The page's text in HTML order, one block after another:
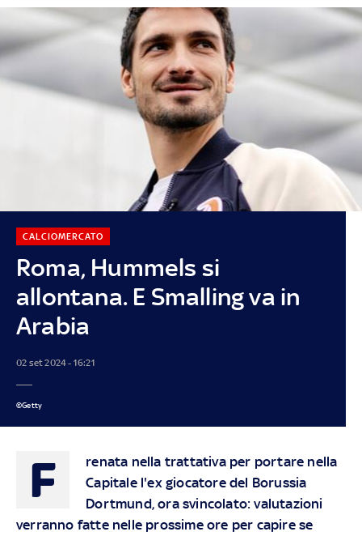
Roma, Hummels si
allontana. E Smalling va in
Arabia
CALCIOMERCATO
02 set 2024 - 16:21
©Getty
F
renata nella trattativa per portare nella
Capitale l'ex giocatore del Borussia
Dortmund, ora svincolato: valutazioni
verranno fatte nelle prossime ore per capire se